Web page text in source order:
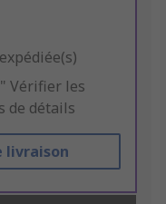
Vérifier les
de détails
livraison